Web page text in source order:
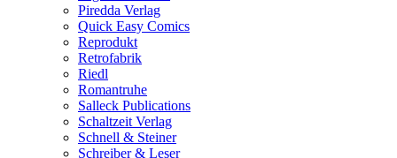
Piredda Verlag
Quick Easy Comics
Reprodukt
Retrofabrik
Riedl
Romantruhe
Salleck Publications
Schaltzeit Verlag
Schnell & Steiner
Schreiber & Leser